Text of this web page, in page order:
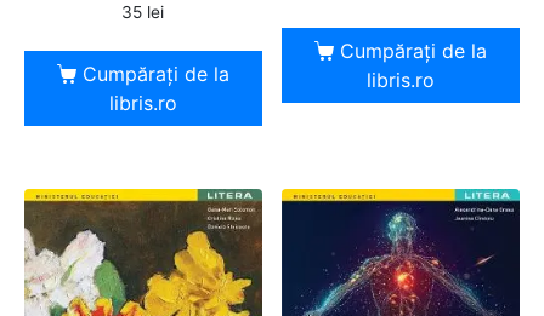
35 lei
Cumpărați de la
libris.ro
Cumpărați de la
libris.ro